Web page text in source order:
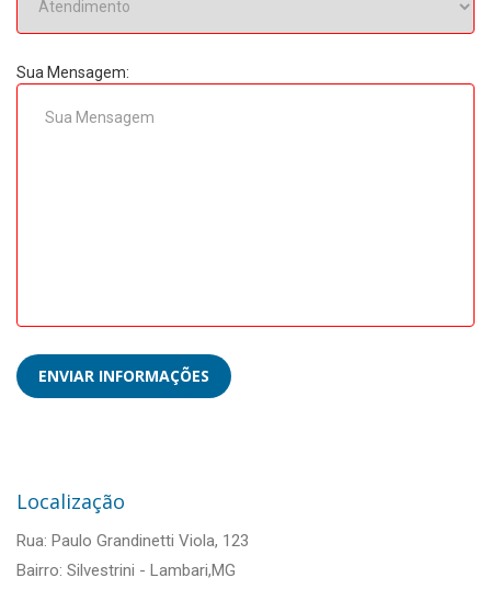
Sua Mensagem:
Localização
Rua: Paulo Grandinetti Viola, 123
Bairro: Silvestrini - Lambari,MG